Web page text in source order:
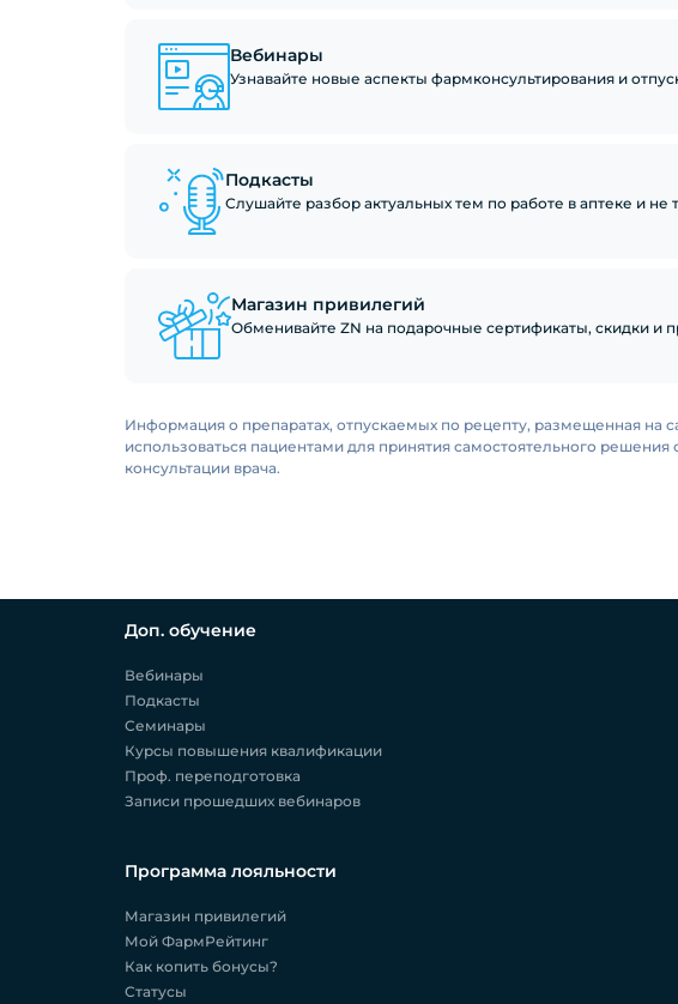
Вебинары
Узнавайте новые аспекты фармконсультирования и
Подкасты
Слушайте разбор актуальных тем по работе в аптеке и не
Магазин привилегий
Обменивайте ZN на подарочные сертификаты, скидки и
Информация о препаратах, отпускаемых по рецепту, размещенная на
использоваться пациентами для принятия самостоятельного
консультации врача.
Доп. обучение
Вебинары
Подкасты
Семинары
Курсы повышения квалификации
Проф. переподготовка
Записи прошедших вебинаров
Программа лояльности
Магазин привилегий
Мой ФармРейтинг
Как копить бонусы?
Статусы